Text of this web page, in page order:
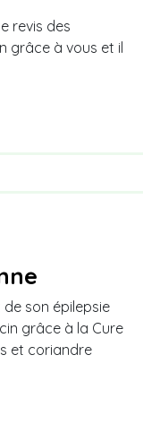
revis des
grâce à vous et il
son épilepsie
grâce à la Cure
et coriandre